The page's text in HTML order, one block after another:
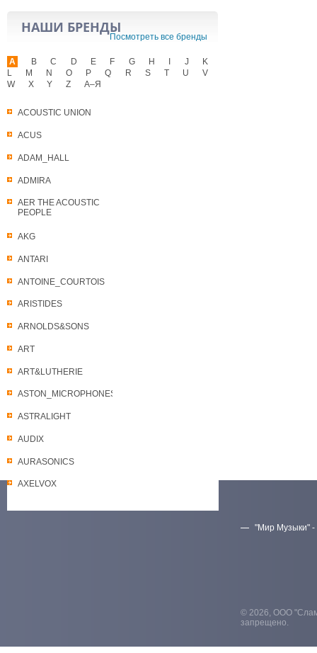
НАШИ БРЕНДЫ
Посмотреть все бренды
A
ACOUSTIC UNION
ACUS
ADAM_HALL
ADMIRA
AER THE ACOUSTIC
PEOPLE
AKG
ANTARI
ANTOINE_COURTOIS
ARISTIDES
ARNOLDS&SONS
ART
ART&LUTHERIE
ASTON_MICROPHONES
ASTRALIGHT
AUDIX
AURASONICS
AXELVOX
B C D E F G H J
K
L
M N O P Q R S T U
V
W
X Y Z А–Я
"Мир Музыки" -
© 2026, ООО
запрещено.